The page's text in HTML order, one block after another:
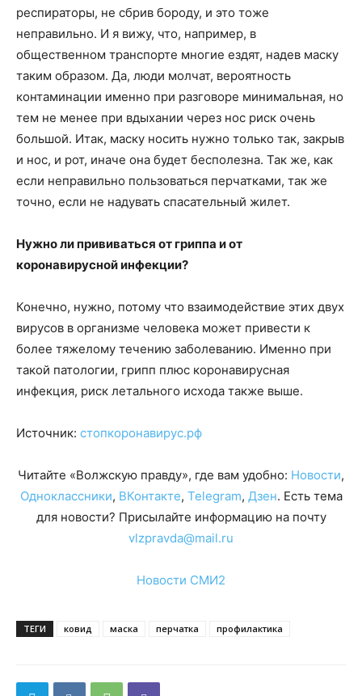
респираторы, не сбрив бороду, и это тоже
неправильно. И я вижу, что, например, в
общественном транспорте многие ездят, надев маску
таким образом. Да, люди молчат, вероятность
контаминации именно при разговоре минимальная, но
тем не менее при вдыхании через нос риск очень
большой. Итак, маску носить нужно только так, закрыв
и нос, и рот, иначе она будет бесполезна. Так же, как
если неправильно пользоваться перчатками, так же
точно, если не надувать спасательный жилет.
Нужно ли прививаться от гриппа и от
коронавирусной инфекции?
Конечно, нужно, потому что взаимодействие этих двух
вирусов в организме человека может привести к
более тяжелому течению заболеванию. Именно при
такой патологии, грипп плюс коронавирусная
инфекция, риск летального исхода также выше.
Источник: стопкоронавирус.рф
Читайте «Волжскую правду», где вам удобно: Новости,
Одноклассники, ВКонтакте, Telegram, Дзен. Есть тема
для новости? Присылайте информацию на почту
vlzpravda@mail.ru
Новости СМИ2
ТЕГИ ковид маска перчатка профилактика